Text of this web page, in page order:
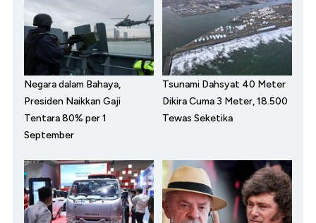
Negara dalam Bahaya,
Presiden Naikkan Gaji
Tentara 80% per 1
September
Tsunami Dahsyat 40 Meter
Dikira Cuma 3 Meter, 18.500
Tewas Seketika